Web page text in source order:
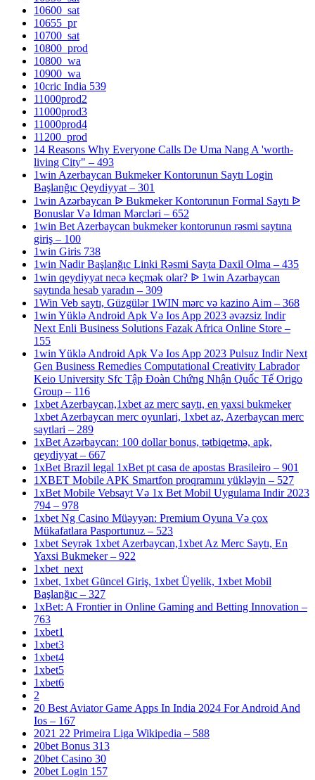
10600_sat
10655_pr
10700_sat
10800_prod
10800_wa
10900_wa
10cric India 539
11000prod2
11000prod3
11000prod4
11200_prod
14 Reasons Why Everyone Calls De Uma Nang A 'worth-
living City" – 493
1win Azerbaycan Bukmeker Kontorunun Saytı Login
Başlanğıc Qeydiyyat – 301
1win Azərbaycan ᐉ Bukmeker Kontorunun Formal Saytı ᐉ
Bonuslar Və Idman Mərcləri – 652
1win Bet Azerbaycan bukmeker kontorunun rəsmi saytına
giriş – 100
1win Giris 738
1win Nadir Başlanğıc Linki Rəsmi Sayta Daxil Olma – 435
1win qeydiyyat necə keçmək olar? ᐉ 1win Azərbaycan
saytında hesab yaradın – 309
1Win Veb saytı, Güzgülər 1WIN mərc və kazino Aim – 368
1win Yüklə Android Apk Və Ios App 2023 əvəzsiz Indir
Next Enli Business Solutions Fazak Africa Online Store –
155
1win Yüklə Android Apk Və Ios App 2023 Pulsuz Indir Next
Gen Business Remedies Computational Creativity Labrador
Keio University Sfc Tập Đoàn Chứng Nhận Quốc Tế Origo
Group – 116
1xbet Azerbaycan,1xbet az merc saytı, en yaxsi bukmeker
1xbet Azerbaycan merc oyunlari, 1xbet az, Azerbaycan merc
saytlari – 289
1xBet Azərbaycan: 100 dollar bonus, tətbiqetmə, apk,
qeydiyyat – 667
1xBet Brazil legal 1xBet pt casa de apostas Brasileiro – 901
1XBET Mobile APK Smartfon proqramını yükləyin – 527
1xBet Mobile Vebsayt Və 1x Bet Mobil Uygulama Indir 2023
794 – 978
1xbet Ng Casino Müəyyən: Premium Oyuna Və çox
Mükafatlara Pasportunuz – 523
1xbet Seyrək 1xbet Azerbaycan,1xbet Az Merc Saytı, En
Yaxsi Bukmeker – 922
1xbet_next
1xbet, 1xbet Güncel Giriş, 1xbet Üyelik, 1xbet Mobil
Başlanğıc – 327
1xBet: A Frontier in Online Gaming and Betting Innovation –
763
1xbet1
1xbet3
1xbet4
1xbet5
1xbet6
2
20 Best Aviator Game Apps In India 2024 For Android And
Ios – 167
2021 22 Primeira Liga Wikipedia – 588
20bet Bonus 313
20bet Casino 30
20bet Login 157